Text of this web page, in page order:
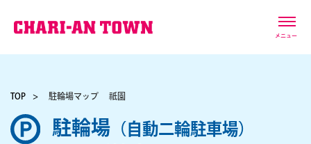
メニュー
TOP 駐輪場マップ 祇園
駐輪場 （自動二輪駐車場）